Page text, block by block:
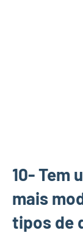
10- Tem
mais
tipos de